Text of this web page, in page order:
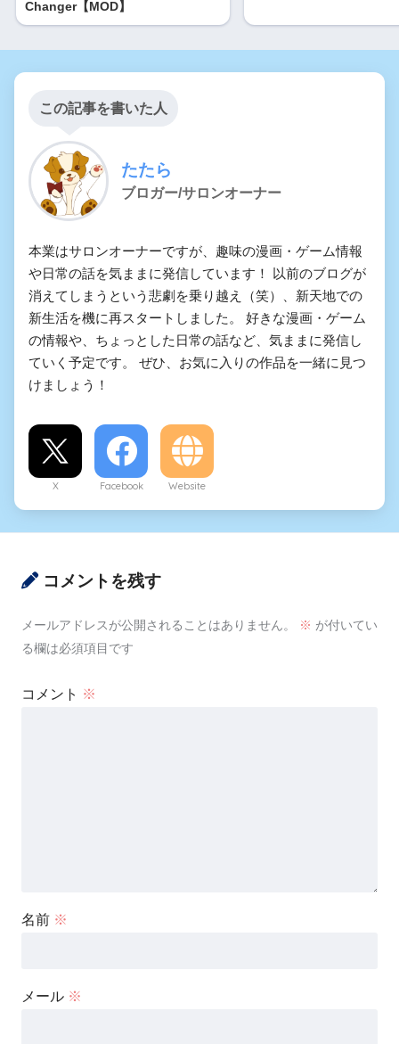
Changer【MOD】
この記事を書いた人
たたら
ブロガー/サロンオーナー
本業はサロンオーナーですが、趣味の漫画・ゲーム情報
や日常の話を気ままに発信しています！ 以前のブログが
消えてしまうという悲劇を乗り越え（笑）、新天地での
新生活を機に再スタートしました。 好きな漫画・ゲーム
の情報や、ちょっとした日常の話など、気ままに発信し
ていく予定です。 ぜひ、お気に入りの作品を一緒に見つ
けましょう！
X Facebook Website
コメントを残す
メールアドレスが公開されることはありません。 ※ が付いてい
る欄は必須項目です
コメント ※
名前 ※
メール ※